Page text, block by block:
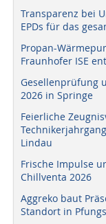
Transparenz bei
EPDs für das
Propan-
Fraunhofer ISE
Gesellenprüfung
2026 in Springe
Feierliche
Lindau
Frische Impulse
Chillventa 2026
Aggreko baut
Standort in